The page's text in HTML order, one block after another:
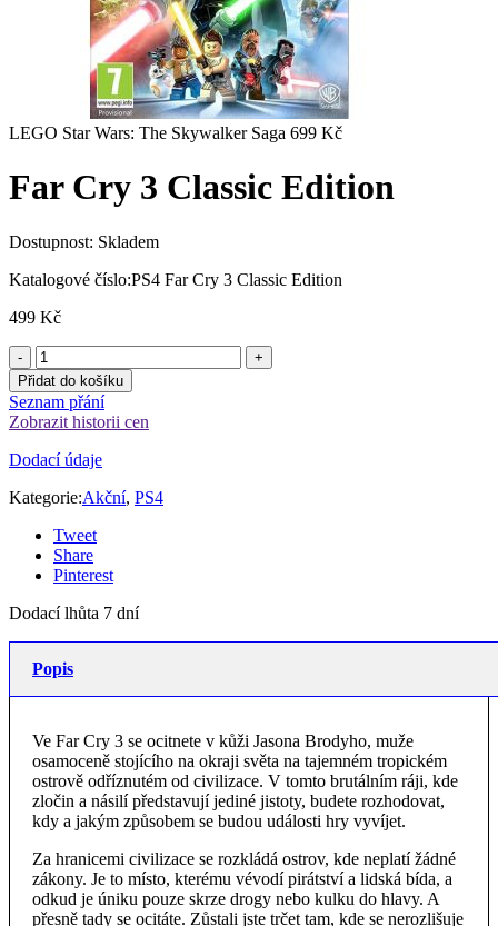
LEGO Star Wars: The Skywalker Saga 699 Kč
Far Cry 3 Classic Edition
Dostupnost: Skladem
Katalogové číslo:PS4 Far Cry 3 Classic Edition
499 Kč
Přidat do košíku
Seznam přání
Zobrazit historii cen
Dodací údaje
Kategorie:Akční, PS4
Tweet
Share
Pinterest
Dodací lhůta 7 dní
Popis
Ve Far Cry 3 se ocitnete v kůži Jasona Brodyho, muže
osamoceně stojícího na okraji světa na tajemném tropickém
ostrově odříznutém od civilizace. V tomto brutálním ráji, kde
zločin a násilí představují jediné jistoty, budete rozhodovat,
kdy a jakým způsobem se budou události hry vyvíjet.
Za hranicemi civilizace se rozkládá ostrov, kde neplatí žádné
zákony. Je to místo, kterému vévodí pirátství a lidská bída, a
odkud je úniku pouze skrze drogy nebo kulku do hlavy. A
přesně tady se ocitáte. Zůstali jste trčet tam, kde se nerozlišuje